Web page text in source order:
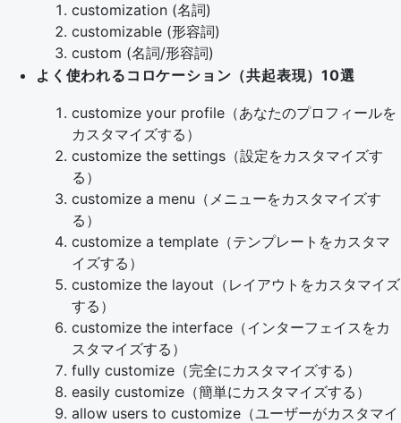
customization (名詞)
customizable (形容詞)
custom (名詞/形容詞)
よく使われるコロケーション（共起表現）10選
customize your profile（あなたのプロフィールを
カスタマイズする）
customize the settings（設定をカスタマイズす
る）
customize a menu（メニューをカスタマイズす
る）
customize a template（テンプレートをカスタマ
イズする）
customize the layout（レイアウトをカスタマイズ
する）
customize the interface（インターフェイスをカ
スタマイズする）
fully customize（完全にカスタマイズする）
easily customize（簡単にカスタマイズする）
allow users to customize（ユーザーがカスタマイ